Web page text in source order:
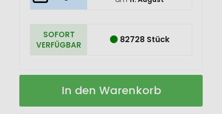
SOFORT
VERFÜGBAR
82728 Stück
Phthalatefreier,
transparenter
Poncho
Auf
In den Warenkorb